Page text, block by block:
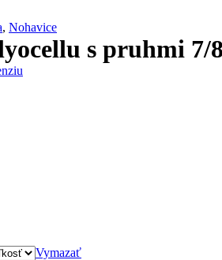
, Nohavice
s pruhmi 7/
Vymazať